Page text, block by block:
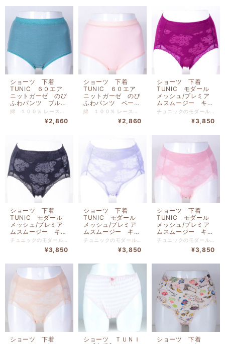
ショーツ 下着
TUNIC ６０エア
ニットガーゼ のび
ふわパンツ ブル
ー サイズM
綿 １００％ レース部分：ナイロン・ポリウレタン 【サイズM】 ヒップ８５ｃｍ-９３ｃｍ
¥2,860
ショーツ 下着
TUNIC ６０エア
ニットガーゼ のび
ふわパンツ ベージ
ュ サイズM
綿 １００％ レース部分：ナイロン・ポリウレタン 【サイズM】 ヒップ８５ｃｍ-９３ｃｍ
¥2,860
ショーツ 下着
TUNIC モダール
メッシュ/プレミア
ムスムージー キレ
イフィットショー
ツ パープル
チュニックのモダールメッシュ/プレミアムスムージー キレイフィットショーツ パープルです。 本体 レーヨン ６８% ナイロン ２４％ ポリウレタン ８％ 別布 綿１００％ レース部分 ナイロン・ポリウレタン 【サイズM】 ヒップ８５ｃｍ-９３ｃｍ
¥3,850
ショーツ 下着
TUNIC モダール
メッシュ/プレミア
ムスムージー キレ
イフィットショー
ツ クロ 2136M-
チュニックのモダールメッシュ/プレミアムスムージー キレイフィットショーツ クロです。 本体 レーヨン ６８% ナイロン ２４％ ポリウレタン ８％ 別布 綿１００％ レース部分 ナイロン・ポリウレタン 【サイズM】 ヒップ８５ｃｍ-９３ｃｍ
¥3,850
ショーツ 下着
TUNIC モダール
メッシュ/プレミア
ムスムージー キレ
イフィットショー
ツ グレー
チュニックのモダールメッシュ/プレミアムスムージー キレイフィットショーツ グレーです。 本体 レーヨン ６８% ナイロン ２４％ ポリウレタン ８％ 別布 綿１００％ レース部分 ナイロン・ポリウレタン 【サイズM】 ヒップ８５ｃｍ-９３ｃｍ
¥3,850
ショーツ 下着
TUNIC モダール
メッシュ/プレミア
ムスムージー キレ
イフィットショー
ツ ピンク
チュニックのモダールメッシュ/プレミアムスムージー キレイフィットショーツ ピンクです。 本体 レーヨン ６８% ナイロン ２４％ ポリウレタン ８％ 別布 綿１００％ レース部分 ナイロン・ポリウレタン 【サイズM】 ヒップ８５ｃｍ-９３ｃｍ
¥3,850
ショーツ 下着
ショーツ ＴＵＮＩ
ショーツ 下着